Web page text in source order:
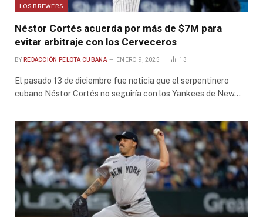
LOS BREWERS
Néstor Cortés acuerda por más de $7M para
evitar arbitraje con los Cerveceros
BY REDACCIÓN PELOTA CUBANA ENERO 9, 2025 13
El pasado 13 de diciembre fue noticia que el serpentinero
cubano Néstor Cortés no seguiría con los Yankees de New…